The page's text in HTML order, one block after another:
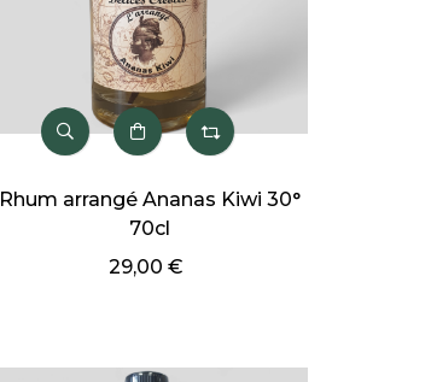
Rhum arrangé Ananas Kiwi 30°
70cl
29,00 €